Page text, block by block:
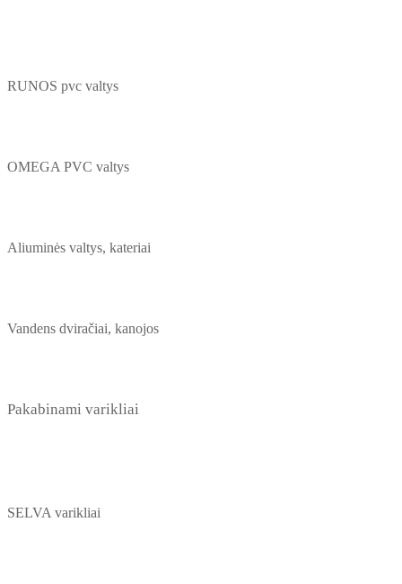
RUNOS pvc valtys
OMEGA PVC valtys
Aliuminės valtys, kateriai
Vandens dviračiai, kanojos
Pakabinami varikliai
SELVA varikliai